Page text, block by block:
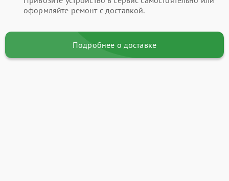
оформляйте ремонт с доставкой.
Подробнее о доставке